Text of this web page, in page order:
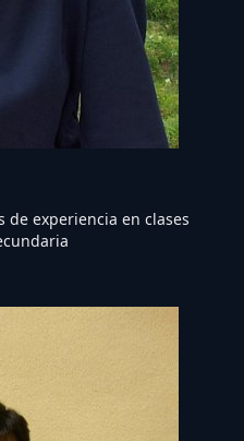
de experiencia en clases